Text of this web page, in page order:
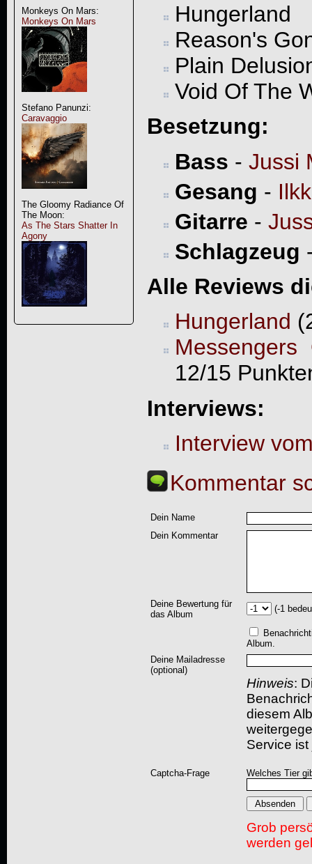
Monkeys On Mars:
Monkeys On Mars
Stefano Panunzi:
Caravaggio
The Gloomy Radiance Of
The Moon:
As The Stars Shatter In
Agony
Hungerland
Reason's
Plain
Void Of The
Besetzung:
Bass - Jussi
Gesang -
Gitarre -
Schlagzeug
Alle Reviews
Hungerland
12/15
Interviews:
Interview
Kommentar
Dein Name
Dein Kommentar
Deine Bewertung für
das Album
(-1
Album.
Deine Mailadresse
(optional)
Hinweis:
diesem
Service
Captcha-Frage Welches Tier
Grob
werden